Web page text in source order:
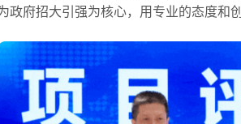
政府招大引强为核心，用专业的态度和